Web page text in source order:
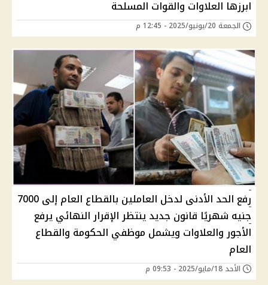
ابرزها العلاوات والقوات المسلحة
الجمعة 20/يونيو/2025 - 12:45 م
رفع الحد الأدنى لدخل العاملين بالقطاع العام إلى 7000
جنيه شهريًا قانون جديد ينتظر الإقرار النهائي يرفع
الأجور والعلاوات ويشمل موظفي الحكومة والقطاع
العام
الأحد 18/مايو/2025 - 09:53 م